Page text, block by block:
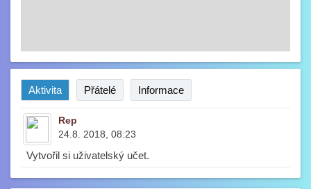
Aktivita Přátelé Informace
Rep
24.8. 2018, 08:23
Vytvořil si uživatelský učet.